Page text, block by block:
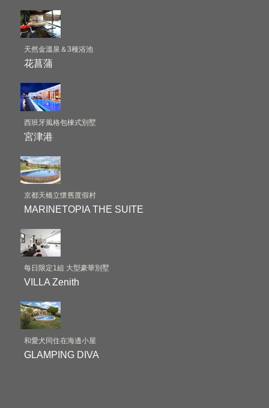
天然金溫泉＆3種浴池
花菖蒲
西班牙風格包棟式別墅
宮津港
京都天橋立懷舊度假村
MARINETOPIA THE SUITE
每日限定1組 大型豪華別墅
VILLA Zenith
和愛犬同住在海邊小屋
GLAMPING DIVA